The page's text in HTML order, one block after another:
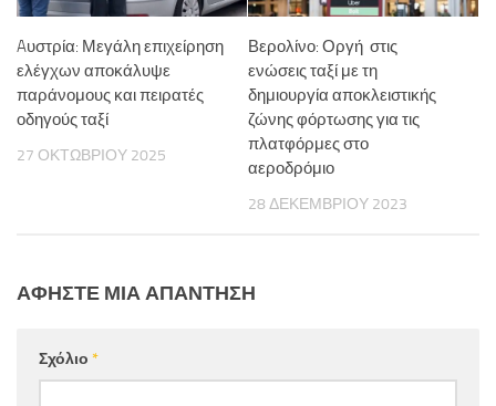
Aυστρία: Μεγάλη επιχείρηση
ελέγχων αποκάλυψε
παράνομους και πειρατές
οδηγούς ταξί
27 ΟΚΤΩΒΡΊΟΥ 2025
Βερολίνο: Οργή στις
ενώσεις ταξί με τη
δημιουργία αποκλειστικής
ζώνης φόρτωσης για τις
πλατφόρμες στο
αεροδρόμιο
28 ΔΕΚΕΜΒΡΊΟΥ 2023
ΑΦΉΣΤΕ ΜΙΑ ΑΠΆΝΤΗΣΗ
Σχόλιο *